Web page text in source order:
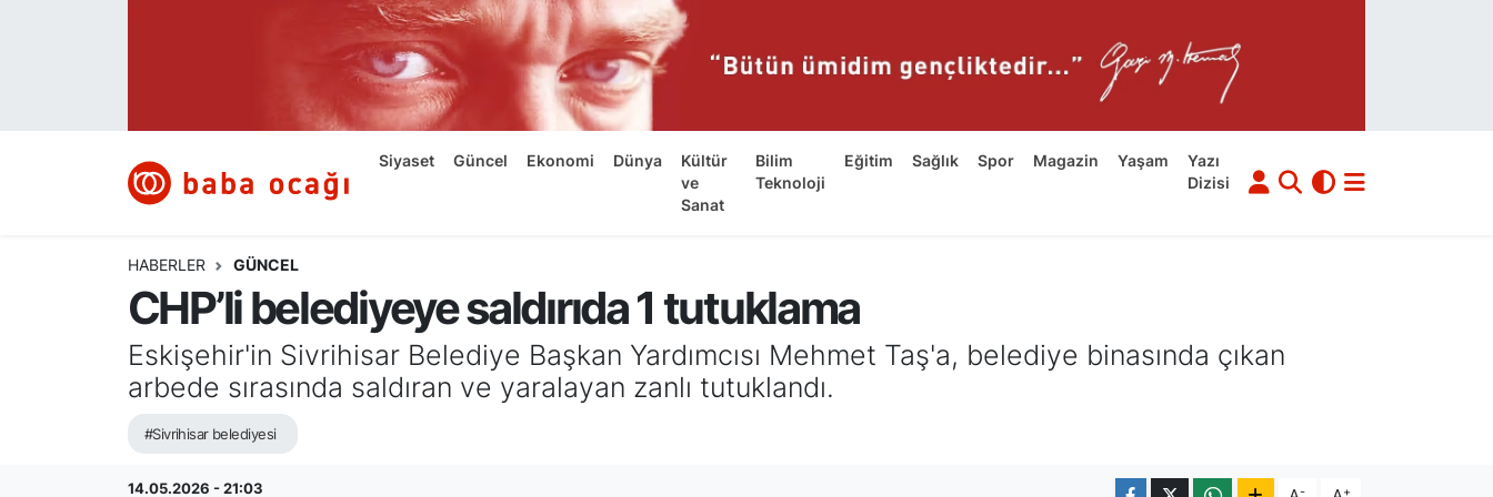
Siyaset Güncel Ekonomi Dünya
Kültür
ve
Sanat
Bilim
Teknoloji
Eğitim Sağlık Spor Magazin Yaşam
Yazı
Dizisi
HABERLER GÜNCEL
CHP’li belediyeye saldırıda 1 tutuklama
Eskişehir'in Sivrihisar Belediye Başkan Yardımcısı Mehmet Taş'a, belediye binasında çıkan
arbede sırasında saldıran ve yaralayan zanlı tutuklandı.
#Sivrihisar belediyesi
14.05.2026 - 21:03 - +
Ekonomi
Kültür ve Sanat
Bilim ve Teknoloji
Yazı Dizisi
Namaz Vakitleri
Trafik Durumu
Süper Lig Puan Durumu ve Fikstür
Tüm Manşetler
Son Dakika Haberleri
Haber Arşivi